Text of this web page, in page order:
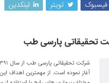
فیسبوک تویتر لینکدین
تحقیقاتی پارسی طب
آغاز نموده است. از مهمترین اهداف